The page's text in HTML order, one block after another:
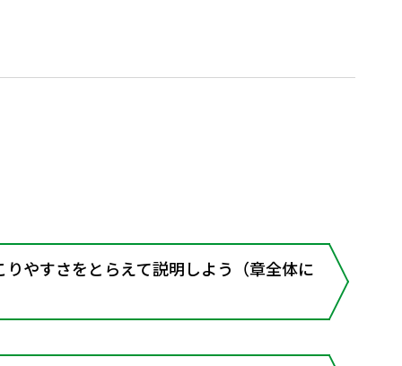
やすさをとらえて説明しよう（章全体に